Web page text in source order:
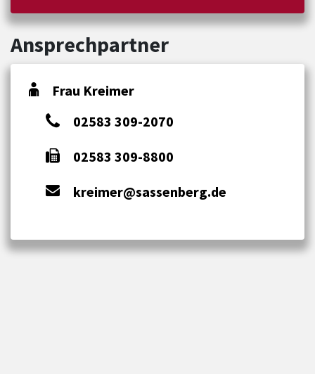
Ansprechpartner
Frau Kreimer
02583 309-2070
02583 309-8800
kreimer@sassenberg.de